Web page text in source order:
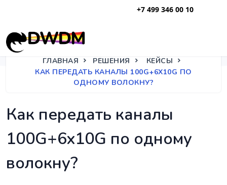
+7 499 346 00 10
ГЛАВНАЯ РЕШЕНИЯ
КЕЙСЫ
КАК ПЕРЕДАТЬ КАНАЛЫ 100G+6X10G ПО
ОДНОМУ ВОЛОКНУ?
Как передать каналы
100G+6x10G по одному
волокну?